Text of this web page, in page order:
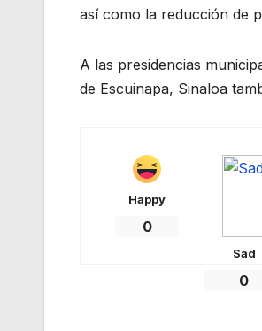
así como la reducción de
A las presidencias
de Escuinapa, Sinaloa
Happy
0
Sad
0